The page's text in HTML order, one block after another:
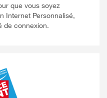
que vous soyez
Internet Personnalisé,
de connexion.